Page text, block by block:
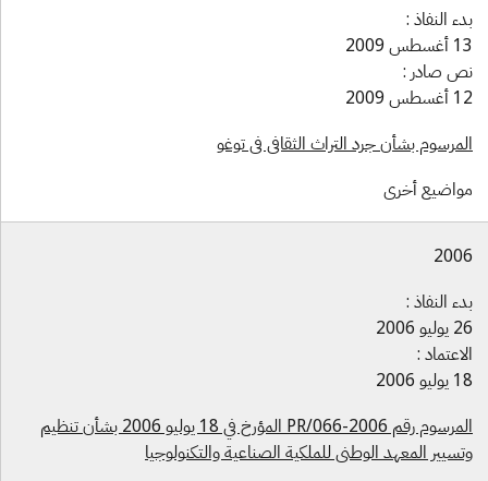
النفاذ :
صادر :
بشأن جرد التراث الثقافي في توغو
أخرى
النفاذ :
:
المرسوم رقم 2006-066/PR المؤرخ في 18 يوليو 2006 بشأن تنظيم
المعهد الوطني للملكية الصناعية والتكنولوجيا